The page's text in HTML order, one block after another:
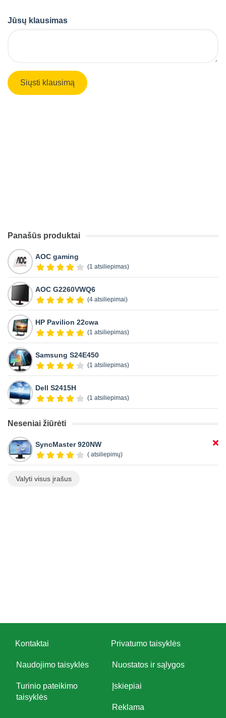
Jūsų klausimas
Panašūs produktai
AOC gaming
(1 atsiliepimas)
AOC G2260VWQ6
(4 atsiliepimai)
HP Pavilion 22cwa
(1 atsiliepimas)
Samsung S24E450
(1 atsiliepimas)
Dell S2415H
(1 atsiliepimas)
Neseniai žiūrėti
SyncMaster 920NW
( atsiliepimų)
Valyti visus įrašus
Kontaktai Privatumo taisyklės
Naudojimo taisyklės Nuostatos ir sąlygos
Turinio pateikimo
taisyklės
Įskiepiai
Reklama